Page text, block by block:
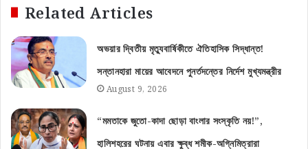
Related Articles
অভয়ার দ্বিতীয় মৃত্যুবার্ষিকীতে ঐতিহাসিক সিদ্ধান্ত!
সন্তানহারা মায়ের আবেদনে পুনর্তদন্তের নির্দেশ মুখ্যমন্ত্রীর
August 9, 2026
“মমতাকে জুতো-কাদা ছোড়া বাংলার সংস্কৃতি নয়!”,
হালিশহরের ঘটনায় এবার ক্ষুব্ধ শমীক-অগ্নিমিত্রারা